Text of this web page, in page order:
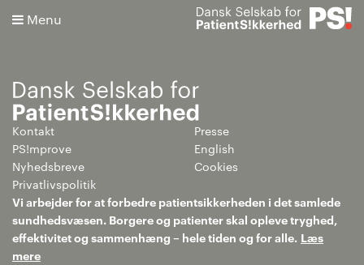
Menu
Søg
Avanceret søgning
Kontakt
Presse
PS!mprove
English
Nyhedsbreve
Cookies
Privatlivspolitik
Vi arbejder for at forbedre patientsikkerheden i det samlede
sundhedsvæsen. Borgere og patienter skal opleve tryghed,
effektivitet og sammenhæng – hele tiden og for alle. Læs
mere